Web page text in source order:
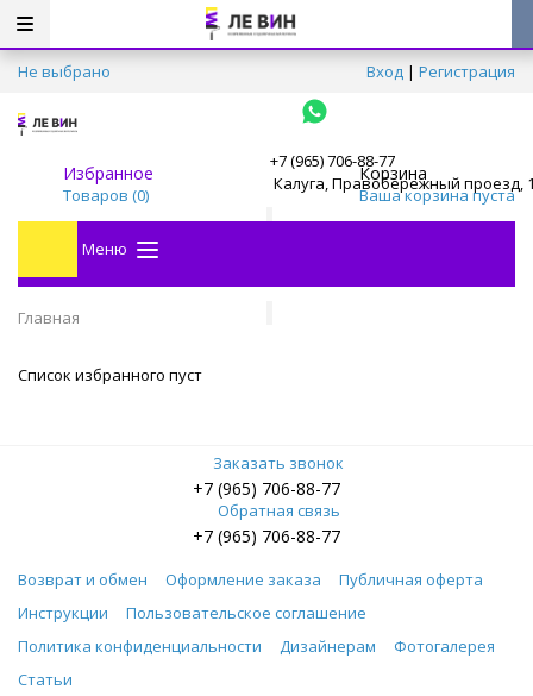
Не выбрано Вход | Регистрация
+7 (965) 706-88-77
Калуга, Правобережный проезд,
Избранное
Товаров (0)
Корзина
Ваша корзина пуста
Меню
Главная
Список избранного пуст
Заказать звонок
+7 (965) 706-88-77
Обратная связь
+7 (965) 706-88-77
Возврат и обмен Оформление заказа
Публичная оферта
Инструкции
Пользовательское соглашение
Политика конфиденциальности
Дизайнерам
Фотогалерея
Статьи